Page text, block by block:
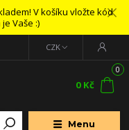
V košíku vložte kód
Vaše :)
Menu
CZK
0
0 Kč